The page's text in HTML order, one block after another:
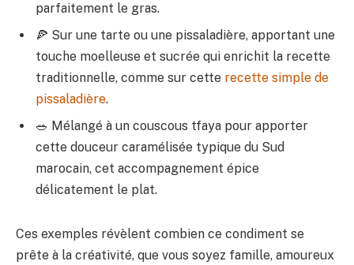
parfaitement le gras.
🍕 Sur une tarte ou une pissaladière, apportant une
touche moelleuse et sucrée qui enrichit la recette
traditionnelle, comme sur cette recette simple de
pissaladière.
🥗 Mélangé à un couscous tfaya pour apporter
cette douceur caramélisée typique du Sud
marocain, cet accompagnement épice
délicatement le plat.
Ces exemples révèlent combien ce condiment se
prête à la créativité, que vous soyez famille, amoureux